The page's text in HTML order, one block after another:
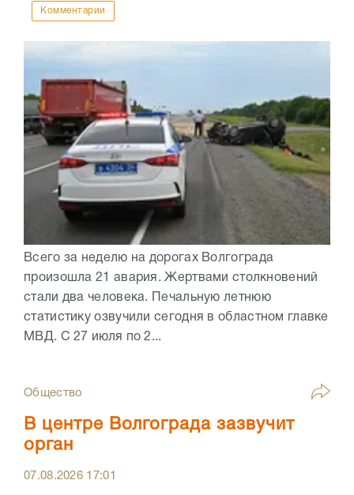
Комментарии
Всего за неделю на дорогах Волгограда
произошла 21 авария. Жертвами столкновений
стали два человека. Печальную летнюю
статистику озвучили сегодня в областном главке
МВД. С 27 июля по 2...
Общество
В центре Волгограда зазвучит
орган
07.08.2026 17:01